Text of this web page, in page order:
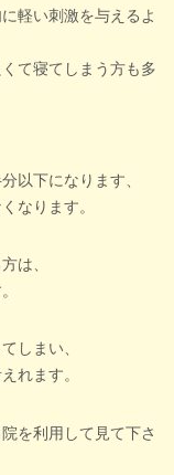
軽い刺激を与えるよ
て寝てしまう方も多
以下になります、
なります。
は、
しまい、
れます。
を利用して見て下さ